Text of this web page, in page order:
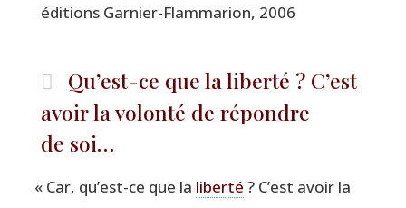
édi­tions Gar­nier-Flam­ma­rion, 2006
Qu’est-ce que la liberté ? C’est
avoir la volonté de répondre
de soi…
« Car, qu’est-ce que la liber­té ? C’est avoir la